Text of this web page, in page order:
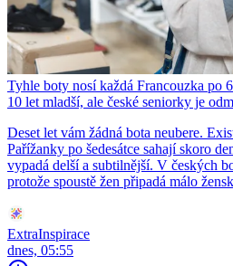
Tyhle boty nosí každá Francouzka po
10 let mladší, ale české seniorky je
Deset let vám žádná bota neubere.
Pařížanky po šedesátce sahají skoro
vypadá delší a subtilnější. V českých
protože spoustě žen připadá málo
ExtraInspirace
dnes, 05:55